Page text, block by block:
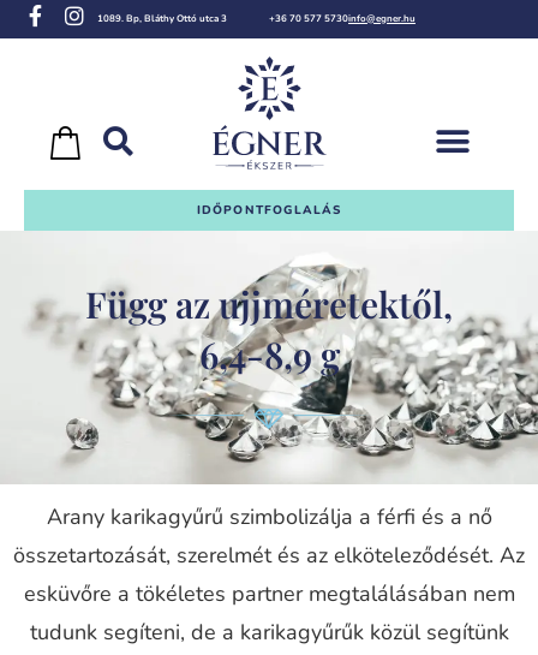
1089. Bp, Bláthy Ottó utca 3 +36 70 577 5730info@egner.hu
IDŐPONTFOGLALÁS
Függ az ujjméretektől,
6,4-8,9 g
Arany karikagyűrű szimbolizálja a férfi és a nő
összetartozását, szerelmét és az elköteleződését. Az
esküvőre a tökéletes partner megtalálásában nem
tudunk segíteni, de a karikagyűrűk közül segítünk